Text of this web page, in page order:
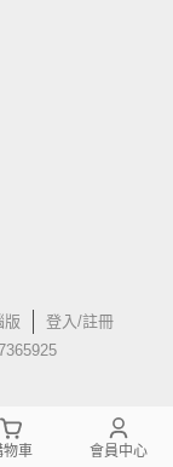
版
登入/註冊
物車 會員中心